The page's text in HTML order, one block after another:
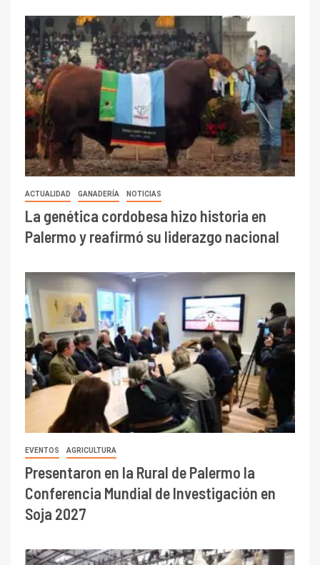
ACTUALIDAD GANADERÍA NOTICIAS
La genética cordobesa hizo historia en
Palermo y reafirmó su liderazgo nacional
EVENTOS AGRICULTURA
Presentaron en la Rural de Palermo la
Conferencia Mundial de Investigación en
Soja 2027